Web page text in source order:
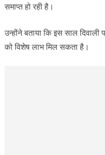
समाप्त हो रही है।
उन्होंने बताया कि इस साल
को विशेष लाभ मिल सकता है।